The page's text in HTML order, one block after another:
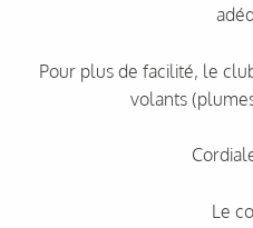
Pour plus de facilité, le
volants
Le